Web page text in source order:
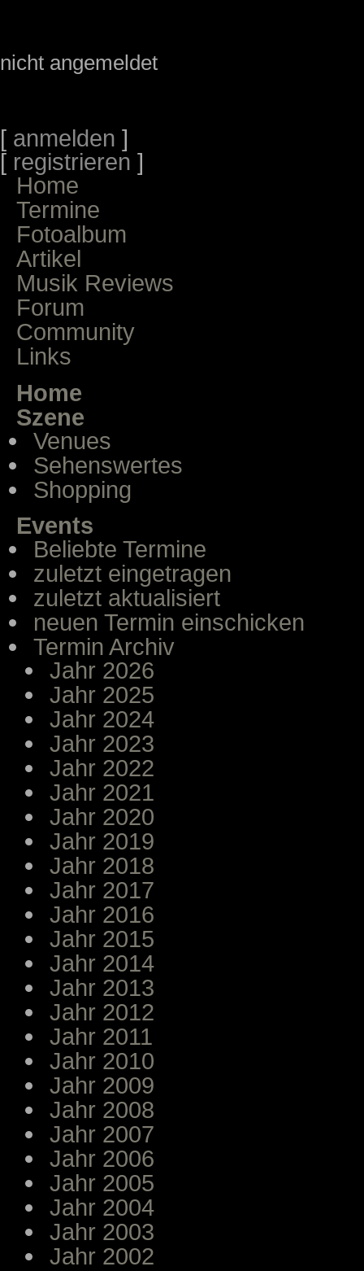
nicht angemeldet
[ anmelden ]
[ registrieren ]
Home
Termine
Fotoalbum
Artikel
Musik Reviews
Forum
Community
Links
Home
Szene
Venues
Sehenswertes
Shopping
Events
Beliebte Termine
zuletzt eingetragen
zuletzt aktualisiert
neuen Termin einschicken
Termin Archiv
Jahr 2026
Jahr 2025
Jahr 2024
Jahr 2023
Jahr 2022
Jahr 2021
Jahr 2020
Jahr 2019
Jahr 2018
Jahr 2017
Jahr 2016
Jahr 2015
Jahr 2014
Jahr 2013
Jahr 2012
Jahr 2011
Jahr 2010
Jahr 2009
Jahr 2008
Jahr 2007
Jahr 2006
Jahr 2005
Jahr 2004
Jahr 2003
Jahr 2002